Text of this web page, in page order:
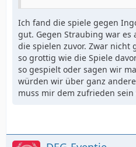
Ich fand die spiele gegen
gut. Gegen Straubing war es
die spielen zuvor. Zwar nicht
so grottig wie die Spiele
so gespielt oder sagen wir
würden wir über ganz
muss mir dem zufrieden sein